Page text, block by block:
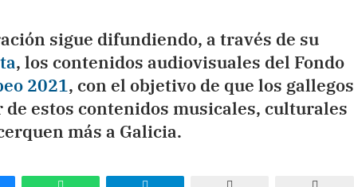
sigue difundiendo, a través de su
, los contenidos audiovisuales del Fondo
2021, con el objetivo de que los gallegos
estos contenidos musicales, culturales
más a Galicia.